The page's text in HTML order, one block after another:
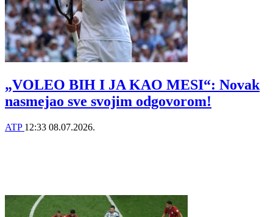
„VOLEO BIH I JA KAO MESI“: Novak
nasmejao sve svojim odgovorom!
ATP 12:33 08.07.2026.